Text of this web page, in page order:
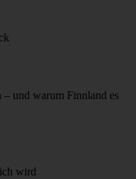
– und warum Finnland es
wird